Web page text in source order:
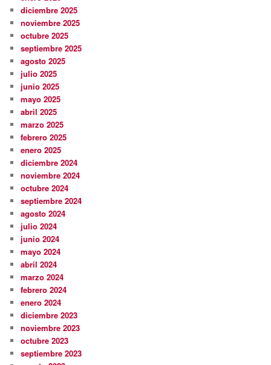
diciembre 2025
noviembre 2025
octubre 2025
septiembre 2025
agosto 2025
julio 2025
junio 2025
mayo 2025
abril 2025
marzo 2025
febrero 2025
enero 2025
diciembre 2024
noviembre 2024
octubre 2024
septiembre 2024
agosto 2024
julio 2024
junio 2024
mayo 2024
abril 2024
marzo 2024
febrero 2024
enero 2024
diciembre 2023
noviembre 2023
octubre 2023
septiembre 2023